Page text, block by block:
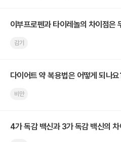
이부프로펜과 타이레놀의 차이점은
감기
다이어트 약 복용법은 어떻게 되나
비만
4가 독감 백신과 3가 독감 백신의